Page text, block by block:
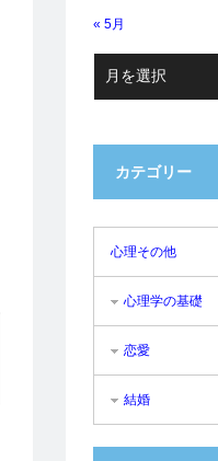
« 5月
カテゴリー
心理その他
心理学の基礎
恋愛
結婚